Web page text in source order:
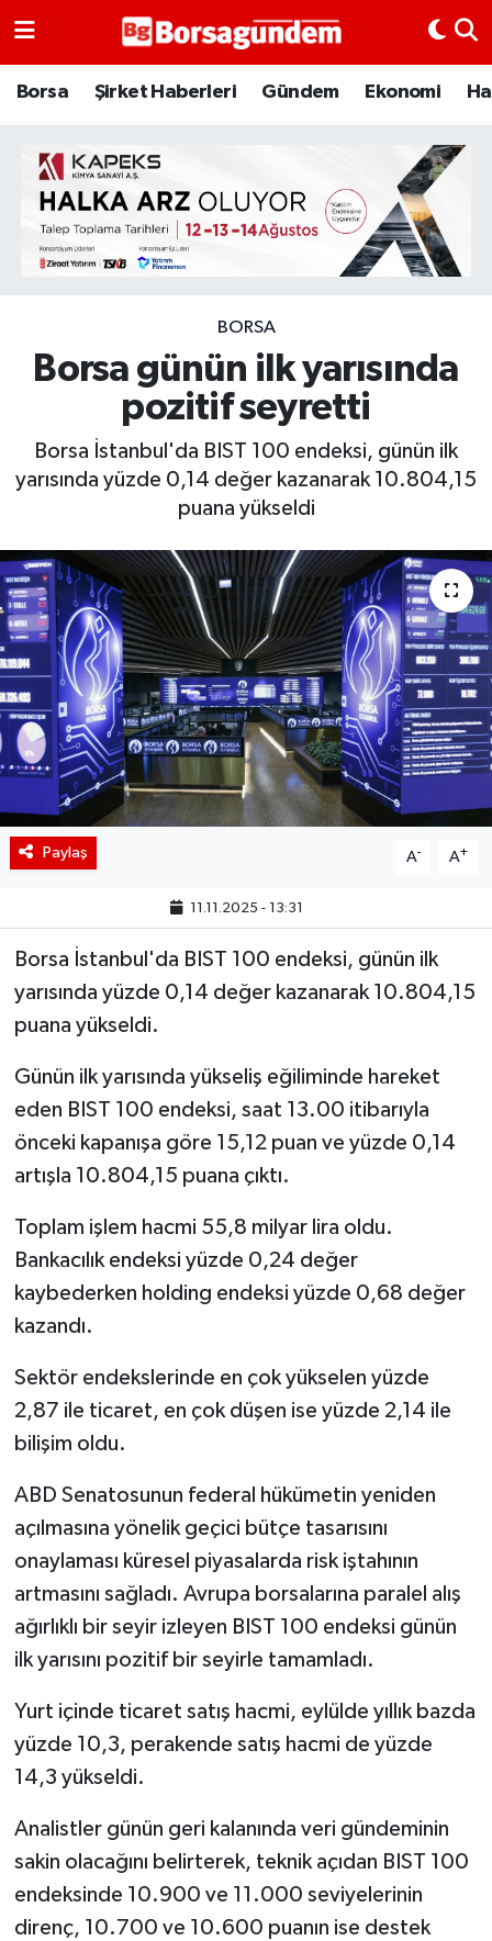
Borsa Şirket Haberleri Gündem Ekonomi
BORSA
Borsa günün ilk yarısında
pozitif seyretti
Borsa İstanbul'da BIST 100 endeksi, günün ilk
yarısında yüzde 0,14 değer kazanarak 10.804,15
puana yükseldi
Paylaş A- A+
11.11.2025 - 13:31
Borsa İstanbul'da BIST 100 endeksi, günün ilk
yarısında yüzde 0,14 değer kazanarak 10.804,15
puana yükseldi.
Günün ilk yarısında yükseliş eğiliminde hareket
eden BIST 100 endeksi, saat 13.00 itibarıyla
önceki kapanışa göre 15,12 puan ve yüzde 0,14
artışla 10.804,15 puana çıktı.
Toplam işlem hacmi 55,8 milyar lira oldu.
Bankacılık endeksi yüzde 0,24 değer
kaybederken holding endeksi yüzde 0,68 değer
kazandı.
Sektör endekslerinde en çok yükselen yüzde
2,87 ile ticaret, en çok düşen ise yüzde 2,14 ile
bilişim oldu.
ABD Senatosunun federal hükümetin yeniden
açılmasına yönelik geçici bütçe tasarısını
onaylaması küresel piyasalarda risk iştahının
artmasını sağladı. Avrupa borsalarına paralel alış
ağırlıklı bir seyir izleyen BIST 100 endeksi günün
ilk yarısını pozitif bir seyirle tamamladı.
Yurt içinde ticaret satış hacmi, eylülde yıllık bazda
yüzde 10,3, perakende satış hacmi de yüzde
14,3 yükseldi.
Analistler günün geri kalanında veri gündeminin
sakin olacağını belirterek, teknik açıdan BIST 100
endeksinde 10.900 ve 11.000 seviyelerinin
direnç, 10.700 ve 10.600 puanın ise destek
Borsa
Emtia
Galeri
Bitcoin
Şirket Haberleri
Borsa Gundem
Coin Isı Haritası
Ekonomik Takvim
Kiripto Para Piyasası
Gizlilik Sözleşmesi
Hakkımızda
İletişim